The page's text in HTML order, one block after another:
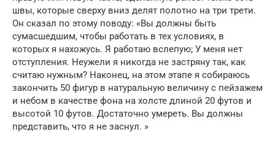
швы, которые сверху вниз делят полотно на три трети.
Он сказал по этому поводу: «Вы должны быть
сумасшедшим, чтобы работать в тех условиях, в
которых я нахожусь. Я работаю вслепую; У меня нет
отступления. Неужели я никогда не застряну так, как
считаю нужным? Наконец, на этом этапе я собираюсь
закончить 50 фигур в натуральную величину с пейзажем
и небом в качестве фона на холсте длиной 20 футов и
высотой 10 футов. Достаточно умереть. Вы должны
представить, что я не заснул. »